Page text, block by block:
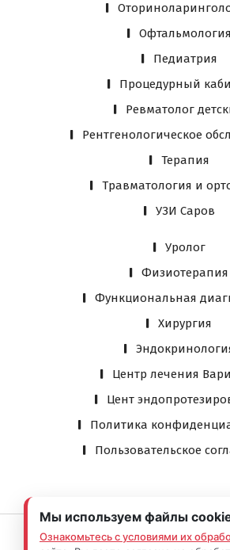
Офтальмология
Педиатрия
Процедурный
Ревматолог
Рентгенологическое
Терапия
Травматология и
УЗИ Саров
Уролог
Физиотерапия
Функциональная
Хирургия
Центр лечения
Цент
Политика
Пользовательское
ООО «Клиника инновационной
Мы используем файлы
Ознакомьтесь с условиями их